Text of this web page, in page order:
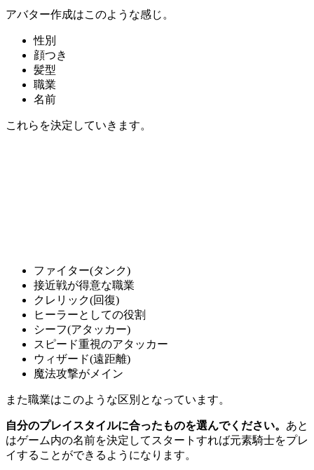
アバター作成はこのような感じ。
性別
顔つき
髪型
職業
名前
これらを決定していきます。
ファイター(タンク)
接近戦が得意な職業
クレリック(回復)
ヒーラーとしての役割
シーフ(アタッカー)
スピード重視のアタッカー
ウィザード(遠距離)
魔法攻撃がメイン
また職業はこのような区別となっています。
自分のプレイスタイルに合ったものを選んでください。 あと
はゲーム内の名前を決定してスタートすれば元素騎士をプレ
イすることができるようになります。